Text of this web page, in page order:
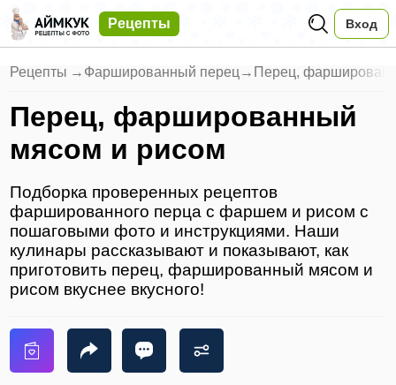
Рецепты Вход
Рецепты → Фаршированный перец → Перец,
Перец, фаршированный
мясом и рисом
Подборка проверенных рецептов
фаршированного перца с фаршем и рисом с
пошаговыми фото и инструкциями. Наши
кулинары рассказывают и показывают, как
приготовить перец, фаршированный мясом и
рисом вкуснее вкусного!